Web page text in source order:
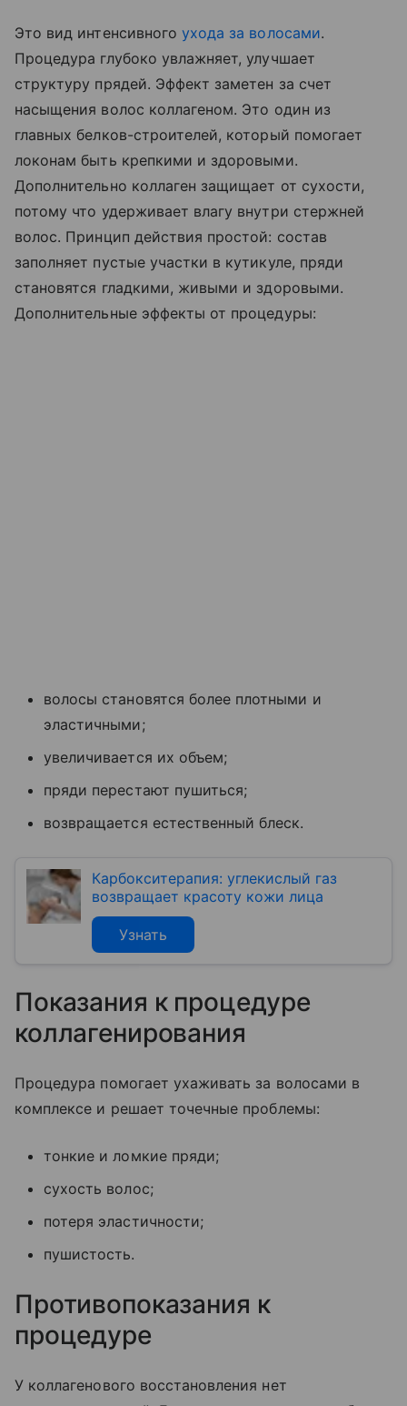
Это вид интенсивногоухода за волосами.
Процедура глубоко увлажняет, улучшает
структуру прядей. Эффект заметен за счет
насыщения волос коллагеном. Это один из
главных белков-строителей, который помогает
локонам быть крепкими и здоровыми.
Дополнительно коллаген защищает от сухости,
потому что удерживает влагу внутри стержней
волос. Принцип действия простой: состав
заполняет пустые участки в кутикуле, пряди
становятся гладкими, живыми и здоровыми.
Дополнительные эффекты от процедуры:
волосы становятся более плотными и
эластичными;
увеличивается их объем;
пряди перестают пушиться;
возвращается естественный блеск.
Карбокситерапия: углекислый газ
возвращает красоту кожи лица
Узнать
Показания к процедуре
коллагенирования
Процедура помогает ухаживать за волосами в
комплексе и решает точечные проблемы:
тонкие и ломкие пряди;
сухость волос;
потеря эластичности;
пушистость.
Противопоказания к
процедуре
У коллагенового восстановления нет